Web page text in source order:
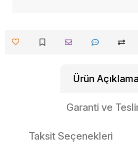
Ürün
Garanti ve
Taksit Seçenekleri